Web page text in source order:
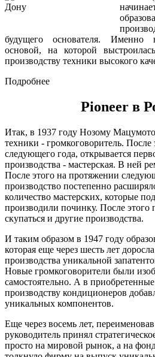
будущего основателя. Именно
основой, на которой
производству техники высокого
Подробнее
Pioneer в
Итак, в 1937 году Нозому
техники - громкоговоритель. После
следующего года, открывается
производства - мастерская. В ней
После этого на протяжении
производство постепенно
количество мастерских, которые
производили починку. После этого
скупаться и другие производства.
И таким образом в 1947 году
которая еще через шесть лет
производства уникальной
Новые громкоговорители были
самостоятельно. А в
производству кондиционеров
уникальных компонентов.
Еще через восемь лет,
руководитель принял
просто на мировой рынок, а на